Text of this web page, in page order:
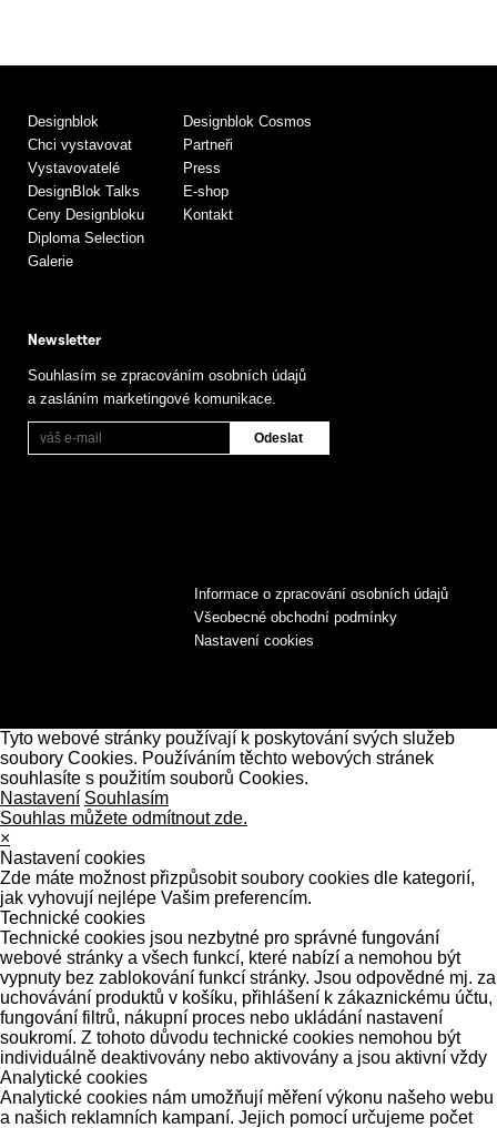
Designblok
Chci vystavovat
Vystavovatelé
DesignBlok Talks
Ceny Designbloku
Diploma Selection
Galerie
Designblok Cosmos
Partneři
Press
E-shop
Kontakt
Newsletter
Souhlasím se zpracováním osobních údajů
a zasláním marketingové komunikace.
Informace o zpracování osobních údajů
Všeobecné obchodní podmínky
Nastavení cookies
Tyto webové stránky používají k poskytování svých služeb
soubory Cookies. Používáním těchto webových stránek
souhlasíte s použitím souborů Cookies.
Nastavení Souhlasím
Souhlas můžete odmítnout zde.
×
Nastavení cookies
Zde máte možnost přizpůsobit soubory cookies dle kategorií,
jak vyhovují nejlépe Vašim preferencím.
Technické cookies
Technické cookies jsou nezbytné pro správné fungování
webové stránky a všech funkcí, které nabízí a nemohou být
vypnuty bez zablokování funkcí stránky. Jsou odpovědné mj. za
uchovávání produktů v košíku, přihlášení k zákaznickému účtu,
fungování filtrů, nákupní proces nebo ukládání nastavení
soukromí. Z tohoto důvodu technické cookies nemohou být
individuálně deaktivovány nebo aktivovány a jsou aktivní vždy
Analytické cookies
Analytické cookies nám umožňují měření výkonu našeho webu
a našich reklamních kampaní. Jejich pomocí určujeme počet